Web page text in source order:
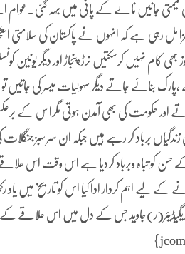
قیمتی جانیں نالے کے پانی میں بہہ گئی ۔عوام
مل رہی ہے کہ انہوں نے پاکستان کی سلامتی
بھی کام نہیں کرسکتیں نرڑ،پنجاڑ اور دیگر
بنائے جاتے دیگر سہولیات میسر کی
اور حکومت کی بھی آمدن ہوتی مگرا س کے
زندگیاں برباد کر رہے ہیں جبکہ ان سر سبز
کو تباہ وبرباد کردیا ہے اس وقت اس
کے لیے اہم کردار ادا کیا اس کو تاریخ
جس کے دل میں اس علاقے